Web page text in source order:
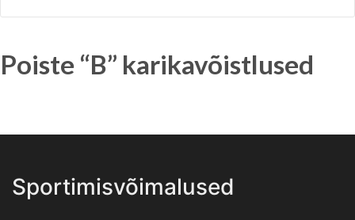
Poiste “B” karikavõistlused
Sportimisvõimalused